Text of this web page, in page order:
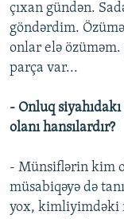
çıxan gündən.
göndərdim.
onlar elə
parça var...
- Onluq
olanı hansılardır?
- Münsiflərin kim
müsabiqəyə də
yox, kimliyimdəki